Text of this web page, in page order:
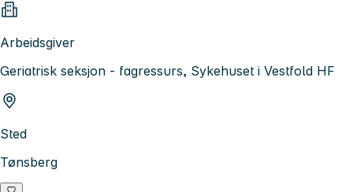
Arbeidsgiver
Geriatrisk seksjon - fagressurs, Sykehuset i Vestfold HF
Sted
Tønsberg